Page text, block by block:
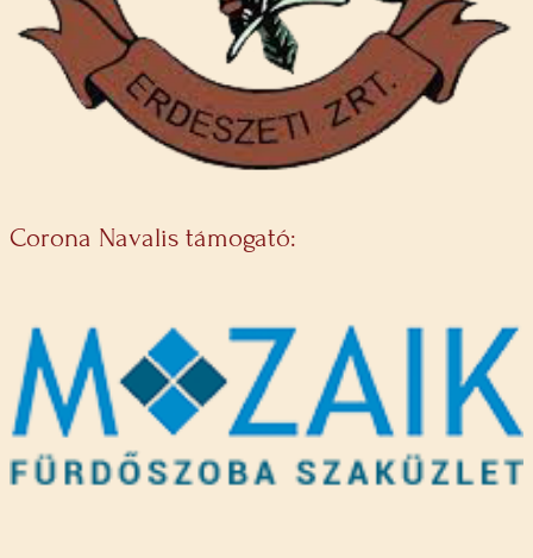
Corona Navalis támogató: